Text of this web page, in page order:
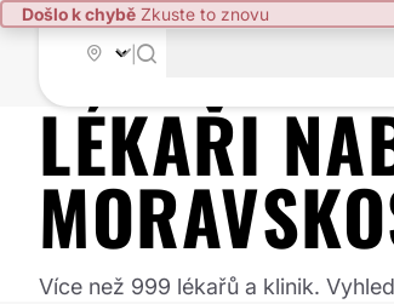
Došlo k chybě Zkuste to znovu
LÉKAŘI
Více než 999 lékařů a klinik.